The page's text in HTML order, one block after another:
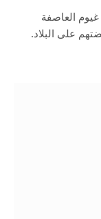
غيوم العاصفة
على البلاد.